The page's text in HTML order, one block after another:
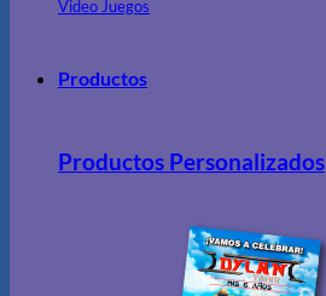
Video Juegos
Productos
Productos Personalizados